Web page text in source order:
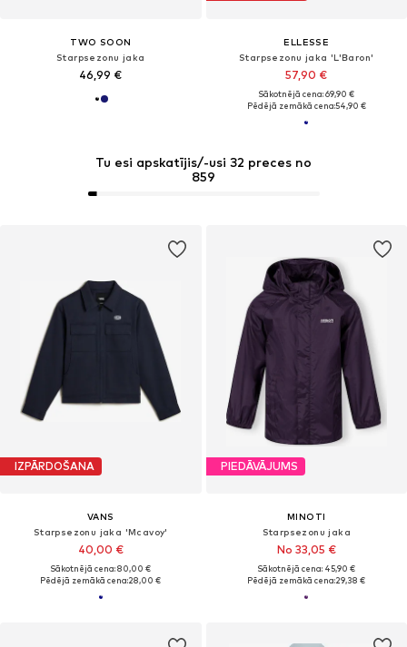
TWO SOON
Starpsezonu jaka
46,99 €
ELLESSE
Starpsezonu jaka 'L'Baron'
57,90 €
Sākotnējā cena: 69,90 €
Pēdējā zemākā cena:54,90 €
IZPĀRDOŠANA
VANS
Starpsezonu jaka 'Mcavoy'
40,00 €
Sākotnējā cena: 80,00 €
Pēdējā zemākā cena:28,00 €
Tu esi apskatījis/-usi 32 preces no
859
PIEDĀVĀJUMS
MINOTI
Starpsezonu jaka
No 33,05 €
Sākotnējā cena: 45,90 €
Pēdējā zemākā cena:29,38 €